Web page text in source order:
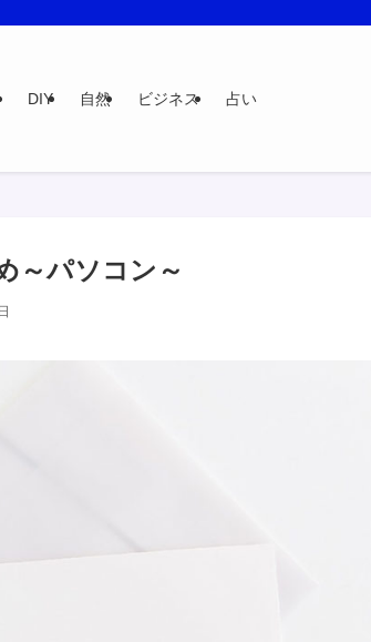
DIY 自然 ビジネス 占い
～パソコン～